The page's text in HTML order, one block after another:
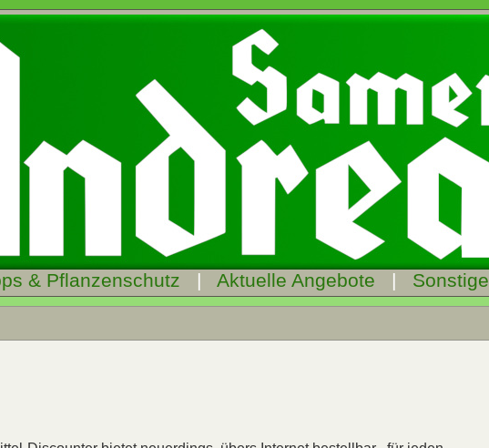
& Pflanzenschutz | Aktuelle Angebote |